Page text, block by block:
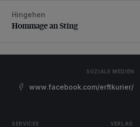
Hommage an Sting
Hingehen
Hommage an Sting
SOZIALE MEDIEN
www.facebook.com/erftkurier/
SERVICES VERLAG